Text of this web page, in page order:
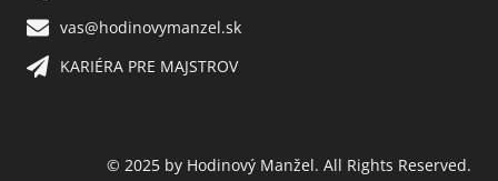
vas@hodinovymanzel.sk​
KARIÉRA PRE MAJSTROV​
© 2025 by Hodinový Manžel. All Rights Reserved.